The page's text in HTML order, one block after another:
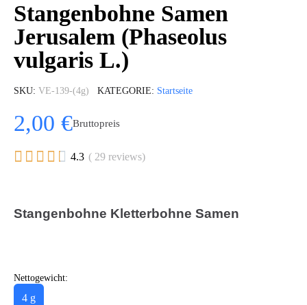
Stangenbohne Samen
Jerusalem (Phaseolus
vulgaris L.)
SKU VE-139-(4g) KATEGORIE Startseite
2,00 €Bruttopreis
     4.3 ( 29 reviews)
Stangenbohne Kletterbohne Samen
Nettogewicht:
4 g